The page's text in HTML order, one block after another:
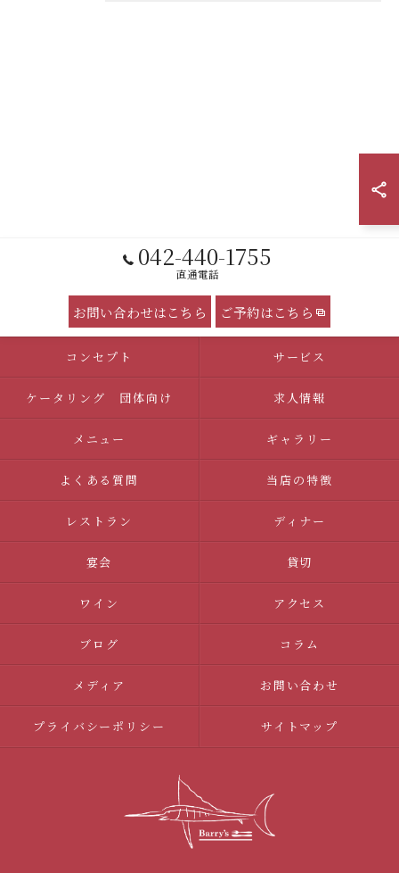
042-440-1755
直通電話
お問い合わせはこちら ご予約はこちら
コンセプト サービス
ケータリング 団体向け 求人情報
メニュー ギャラリー
よくある質問 当店の特徴
レストラン ディナー
宴会 貸切
ワイン アクセス
ブログ コラム
メディア お問い合わせ
プライバシーポリシー サイトマップ